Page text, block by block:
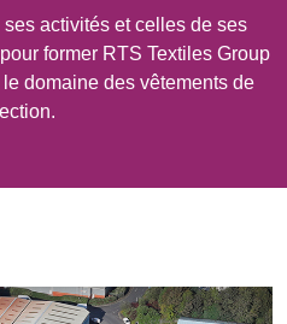
PARTENAIRES
NAUMD
NEW ZEALAND
CYPRUS, GREECE
& MALTA
LATVIA
activités et celles de ses
former RTS Textiles Group
domaine des vêtements de